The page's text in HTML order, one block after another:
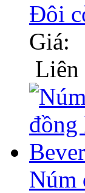
Đôi
Giá:
Liên
Núm